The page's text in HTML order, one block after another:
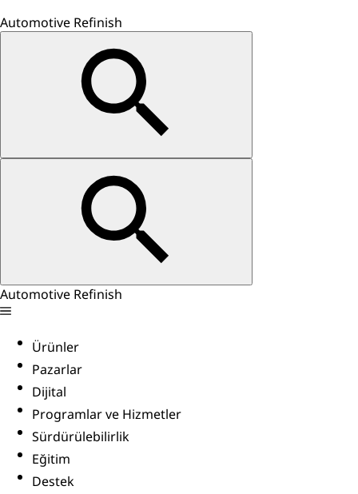
Automotive Refinish
Automotive Refinish
Ürünler
Pazarlar
Dijital
Programlar ve Hizmetler
Sürdürülebilirlik
Eğitim
Destek